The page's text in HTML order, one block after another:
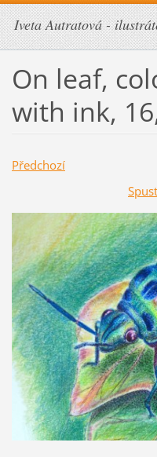
Iveta Autratová -
On leaf,
with ink,
Předchozí